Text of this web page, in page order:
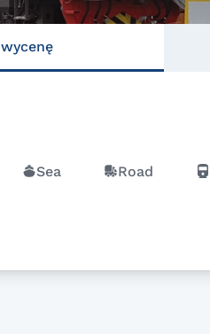
Misja, wizja i
wartości
Sea Road